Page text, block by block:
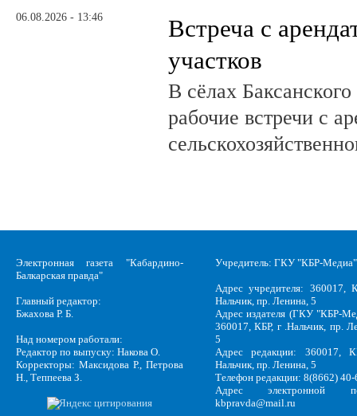
06.08.2026 - 13:46
Встреча с
участков
В сёлах
рабочие встречи с
Электронная газета "Кабардино-
Балкарская правда"
Главный редактор:
Бжахова Р. Б.
Над номером работали:
Редактор по выпуску: Накова О.
Корректоры: Максидова Р., Петрова
Н., Теппеева З.
Учредитель: ГКУ "КБР-Медиа"
Адрес учредителя: 360017,
Нальчик, пр. Ленина, 5
Адрес издателя (ГКУ "КБР-
360017, КБР, г .Нальчик, пр.
5
Адрес редакции: 360017,
Нальчик, пр. Ленина, 5
Телефон редакции: 8(8662)
Адрес электронной
kbpravda@mail.ru